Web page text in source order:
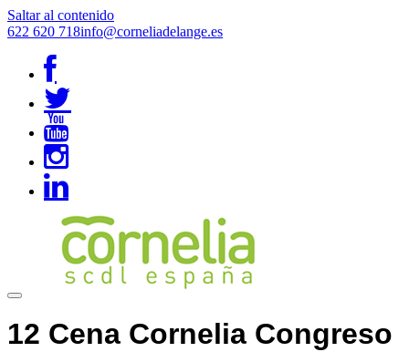
Saltar al contenido
622 620 718info@corneliadelange.es
12 Cena Cornelia Congreso